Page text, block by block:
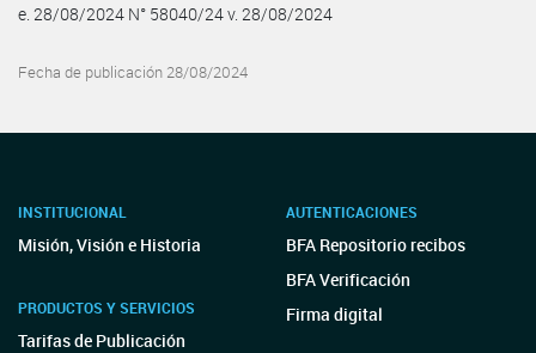
e. 28/08/2024 N° 58040/24 v. 28/08/2024
Fecha de publicación 28/08/2024
INSTITUCIONAL
Misión, Visión e Historia
PRODUCTOS Y SERVICIOS
Tarifas de Publicación
AUTENTICACIONES
BFA Repositorio recibos
BFA Verificación
Firma digital